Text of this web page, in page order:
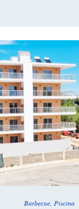
Barbecue, Piscina